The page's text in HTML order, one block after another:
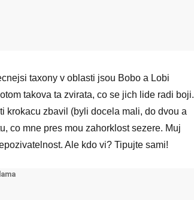
taxony v oblasti jsou Bobo a Lobi
takova ta zvirata, co se jich lide radi boji.
krokacu zbavil (byli docela mali, do dvou a
co mne pres mou zahorklost sezere. Muj
Ale kdo vi? Tipujte sami!